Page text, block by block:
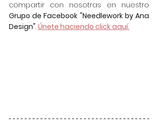
Grupo de Facebook "Needlework by Ana
Design". Únete haciendo click aquí.